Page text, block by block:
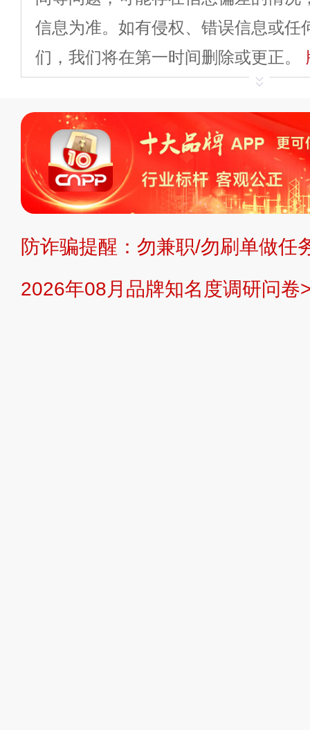
信息为准。如有侵权、错误信息或任
们，我们将在第一时间删除或更正。
平台自有内容（文字
标、LOGO 等）知识产权归本站所
复制、转载、商用。本站不生产产
不代理、不招商、不提供中介服务。
持投资购买的观点或意见，页面信息
提交说明： 快速提交发布>> 提交品
防诈骗提醒：勿兼职/勿刷单做任
2026年08月品牌知名度调研问卷